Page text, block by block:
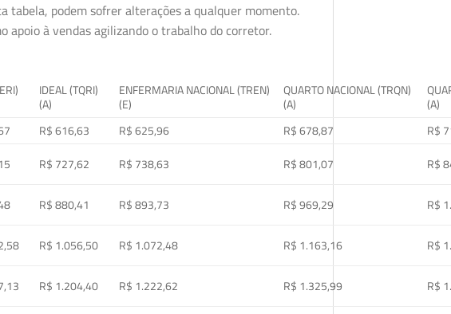
tabela, podem sofrer alterações a qualquer momento.
à vendas agilizando o trabalho do corretor.
IDEAL (TQRI)
(A)
ENFERMARIA NACIONAL (TREN)
(E)
QUARTO NACIONAL (TRQN)
(A)
(A)
R$ 616,63 R$ 625,96 R$ 678,87
R$
R$ 727,62 R$ 738,63 R$ 801,07
R$
R$ 880,41 R$ 893,73 R$ 969,29
R$
R$ 1.056,50 R$ 1.072,48 R$ 1.163,16
R$
R$ 1.204,40 R$ 1.222,62 R$ 1.325,99
R$